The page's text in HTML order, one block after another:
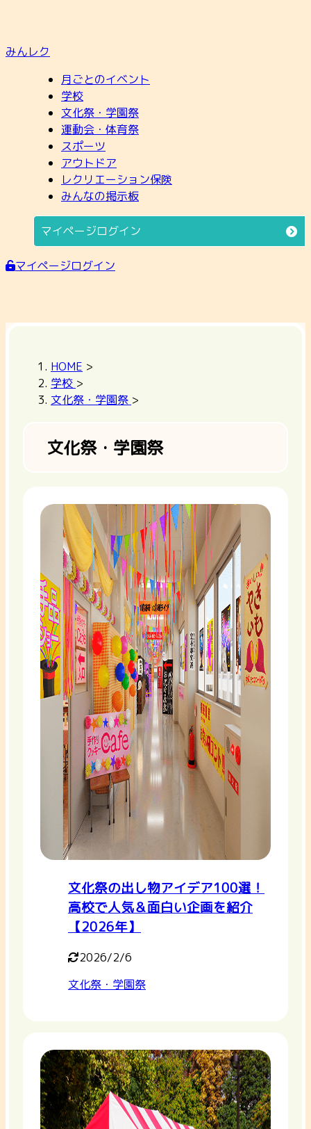
みんレク
月ごとのイベント
学校
文化祭・学園祭
運動会・体育祭
スポーツ
アウトドア
レクリエーション保険
みんなの掲示板
マイページログイン
マイページログイン
HOME >
学校 >
文化祭・学園祭 >
文化祭・学園祭
文化祭の出し物アイデア100選！
高校で人気＆面白い企画を紹介
【2026年】
2026/2/6
文化祭・学園祭